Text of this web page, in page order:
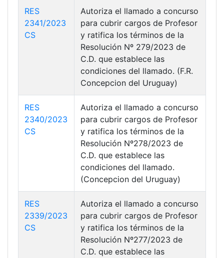
RES
2341/2023
CS
Autoriza el llamado a concurso
para cubrir cargos de Profesor
y ratifica los términos de la
Resolución Nº 279/2023 de
C.D. que establece las
condiciones del llamado. (F.R.
Concepcion del Uruguay)
RES
2340/2023
CS
Autoriza el llamado a concurso
para cubrir cargos de Profesor
y ratifica los términos de la
Resolución Nº278/2023 de
C.D. que establece las
condiciones del llamado.
(Concepcion del Uruguay)
RES
2339/2023
CS
Autoriza el llamado a concurso
para cubrir cargos de Profesor
y ratifica los términos de la
Resolución Nº277/2023 de
C.D. que establece las